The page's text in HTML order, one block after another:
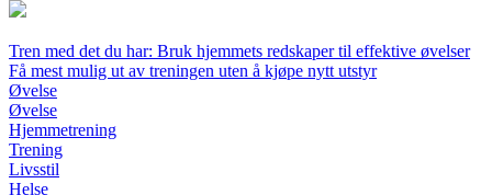
Tren med det du har: Bruk hjemmets redskaper til effektive øvelser
Få mest mulig ut av treningen uten å kjøpe nytt utstyr
Øvelse
Øvelse
Hjemmetrening
Trening
Livsstil
Helse